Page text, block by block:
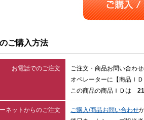
ご購入方法
お電話でのご注文 ご注文・商品お問い合わ
オペレーターに【商品ＩＤ
この商品の商品ＩＤは
ネットからのご注文 ご購入/商品お問い合わせ